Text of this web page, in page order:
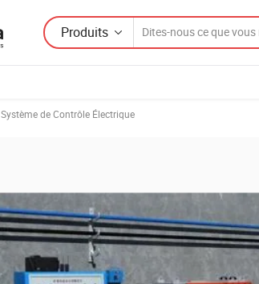
Produits
Système de Contrôle Électrique